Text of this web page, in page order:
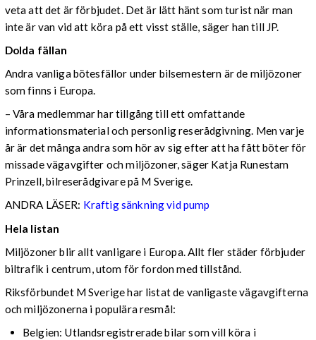
veta att det är förbjudet. Det är lätt hänt som turist när man
inte är van vid att köra på ett visst ställe, säger han till JP.
Dolda fällan
Andra vanliga bötesfällor under bilsemestern är de miljözoner
som finns i Europa.
– Våra medlemmar har tillgång till ett omfattande
informationsmaterial och personlig reserådgivning. Men varje
år är det många andra som hör av sig efter att ha fått böter för
missade vägavgifter och miljözoner, säger Katja Runestam
Prinzell, bilreserådgivare på M Sverige.
ANDRA LÄSER: Kraftig sänkning vid pump
Hela listan
Miljözoner blir allt vanligare i Europa. Allt fler städer förbjuder
biltrafik i centrum, utom för fordon med tillstånd.
Riksförbundet M Sverige har listat de vanligaste vägavgifterna
och miljözonerna i populära resmål:
Belgien: Utlandsregistrerade bilar som vill köra i